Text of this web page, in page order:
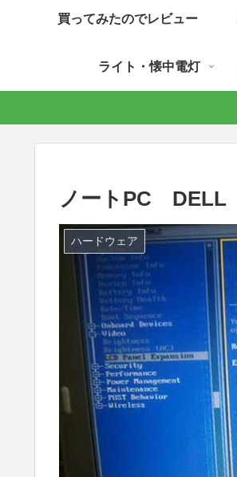
買ってみたのでレビュー
ライト・懐中電灯
ノートPC
ハードウェア